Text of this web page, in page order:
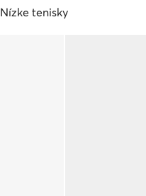
Nízke tenisky